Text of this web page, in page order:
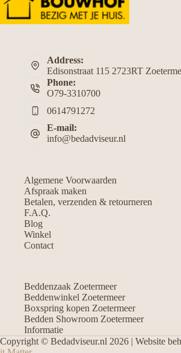
Address:
Edisonstraat 115 2723RT
Phone:
O79-3310700
0614791272
E-mail:
info@bedadviseur.nl
Algemene Voorwaarden
Afspraak maken
Betalen, verzenden & retourneren
F.A.Q.
Blog
Winkel
Contact
Beddenzaak Zoetermeer
Beddenwinkel Zoetermeer
Boxspring kopen Zoetermeer
Bedden Showroom Zoetermeer
Informatie
Copyright © Bedadviseur.nl 2026 | Website